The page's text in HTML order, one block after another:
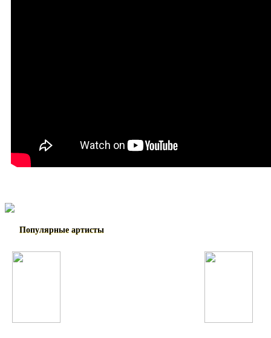
Популярные артисты